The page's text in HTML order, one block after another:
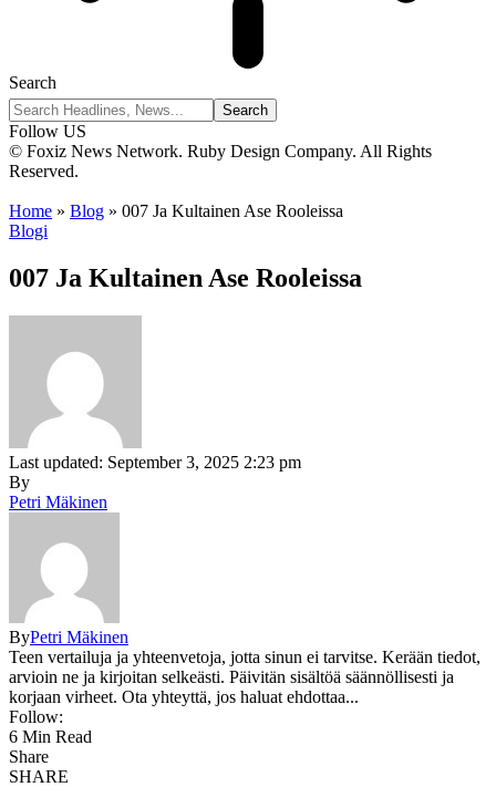
Search
Follow US
© Foxiz News Network. Ruby Design Company. All Rights
Reserved.
Home » Blog » 007 Ja Kultainen Ase Rooleissa
Blogi
007 Ja Kultainen Ase Rooleissa
Last updated: September 3, 2025 2:23 pm
By
Petri Mäkinen
ByPetri Mäkinen
Teen vertailuja ja yhteenvetoja, jotta sinun ei tarvitse. Kerään tiedot,
arvioin ne ja kirjoitan selkeästi. Päivitän sisältöä säännöllisesti ja
korjaan virheet. Ota yhteyttä, jos haluat ehdottaa...
Follow:
6 Min Read
Share
SHARE